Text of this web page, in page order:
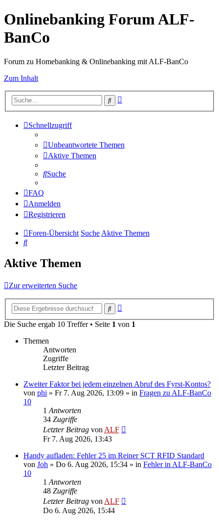
Onlinebanking Forum ALF-
BanCo
Forum zu Homebanking & Onlinebanking mit ALF-BanCo
Zum Inhalt
Suche
Schnellzugriff
Unbeantwortete Themen
Aktive Themen
Suche
FAQ
Anmelden
Registrieren
Foren-Übersicht SucheAktive Themen
Suche
Aktive Themen
Zur erweiterten Suche
Suche
Die Suche ergab 10 Treffer • Seite 1 von 1
Themen
Antworten
Zugriffe
Letzter Beitrag
Zweiter Faktor bei jedem einzelnen Abruf des Fyrst-Kontos?
von phi » Fr 7. Aug 2026, 13:09 » in Fragen zu ALF-BanCo
10
1 Antworten
34 Zugriffe
Letzter Beitrag von ALF
Fr 7. Aug 2026, 13:43
Handy aufladen: Fehler 25 im Reiner SCT RFID Standard
von Joh » Do 6. Aug 2026, 15:34 » in Fehler in ALF-BanCo
10
1 Antworten
48 Zugriffe
Letzter Beitrag von ALF
Do 6. Aug 2026, 15:44